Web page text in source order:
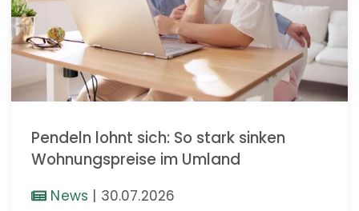
Pendeln lohnt sich: So stark sinken
Wohnungspreise im Umland
News | 30.07.2026